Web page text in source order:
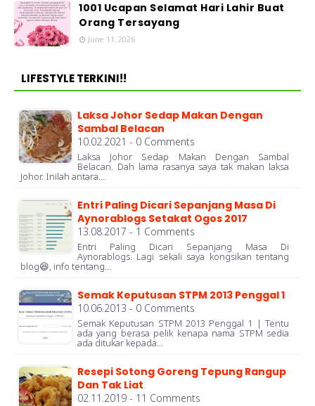
1001 Ucapan Selamat Hari Lahir Buat
Orang Tersayang
June 11, 2026
LIFESTYLE TERKINI!!
Laksa Johor Sedap Makan Dengan
Sambal Belacan
10.02.2021 - 0 Comments
Laksa Johor Sedap Makan Dengan Sambal
Belacan. Dah lama rasanya saya tak makan laksa
Johor. Inilah antara…
Entri Paling Dicari Sepanjang Masa Di
Aynorablogs Setakat Ogos 2017
13.08.2017 - 1 Comments
Entri Paling Dicari Sepanjang Masa Di
Aynorablogs. Lagi sekali saya kongsikan tentang
blog😆, info tentang…
Semak Keputusan STPM 2013 Penggal 1
10.06.2013 - 0 Comments
Semak Keputusan STPM 2013 Penggal 1 | Tentu
ada yang berasa pelik kenapa nama STPM sedia
ada ditukar kepada…
Resepi Sotong Goreng Tepung Rangup
Dan Tak Liat
02.11.2019 - 11 Comments